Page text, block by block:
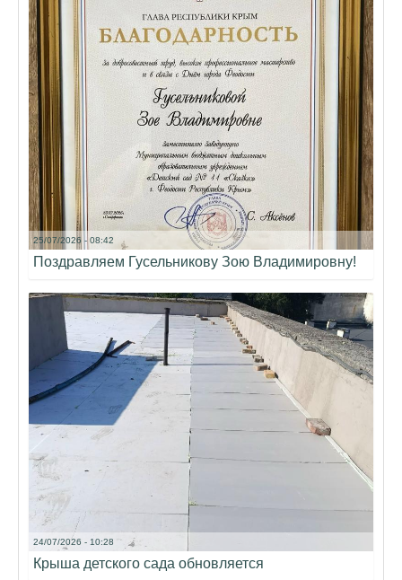
25/07/2026 - 08:42
Поздравляем Гусельникову Зою Владимировну!
24/07/2026 - 10:28
Крыша детского сада обновляется